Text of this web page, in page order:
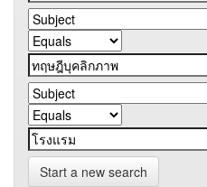
Start a new search